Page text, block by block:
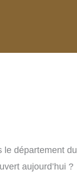
le département du
aujourd’hui ?